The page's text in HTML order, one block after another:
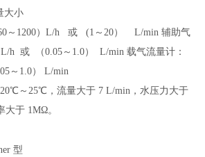
大小
～1200）L/h 或 (1～20） L/min 辅助气
h 或 （0.05～1.0） L/min 载气流量计：
～1.0） L/min
～25℃，流量大于 7 L/min，水压力大于
大于 1MΩ。
型